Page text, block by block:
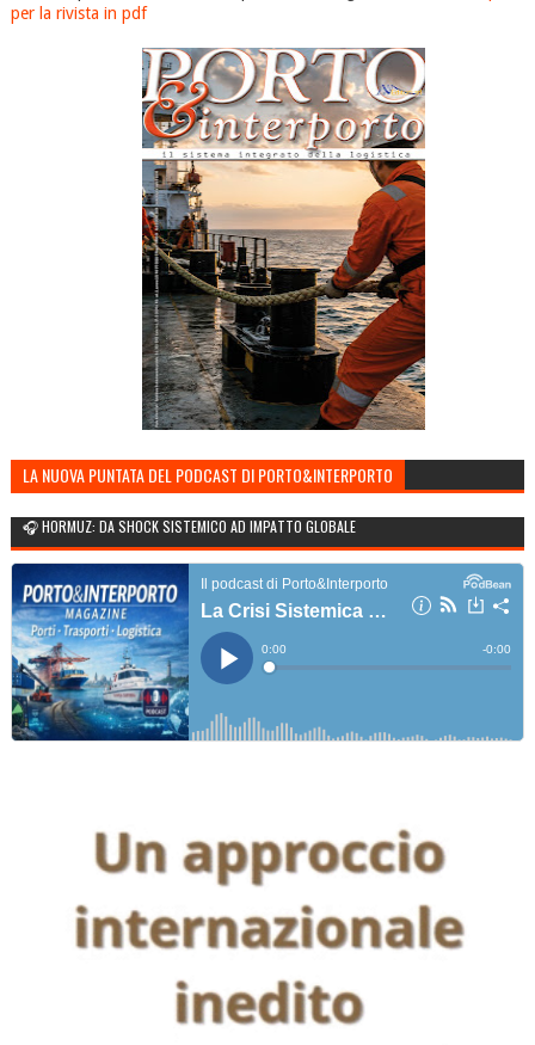
per la rivista in pdf
LA NUOVA PUNTATA DEL PODCAST DI PORTO&INTERPORTO
🎧 HORMUZ: DA SHOCK SISTEMICO AD IMPATTO GLOBALE